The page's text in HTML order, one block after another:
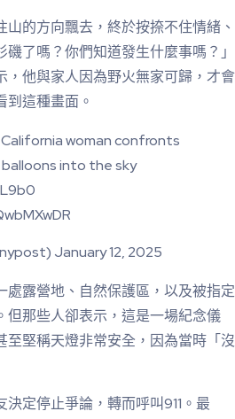
的方向飄去，終於按捺不住情緒、
了嗎？你們知道發生什麼事嗎？」
，他與家人因為野火無家可歸，才會
到這種畫面。
woman confronts
into the sky
January 12, 2025
處露營地、自然保護區，以及被指定
但那些人卻表示，這是一場紀念儀
至堅稱天燈非常安全，因為當時「沒
定停止爭論，轉而呼叫911。最